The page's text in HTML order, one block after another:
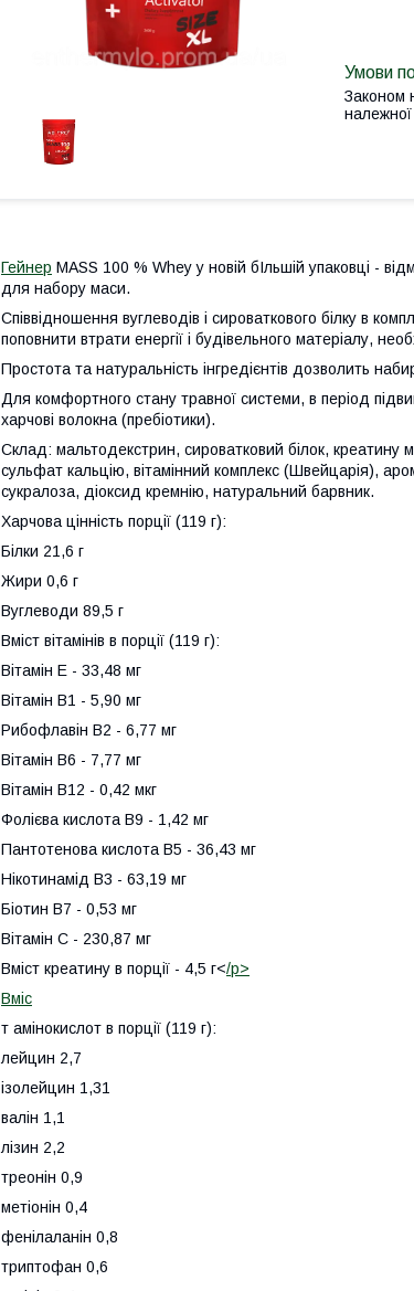
Законом
належної
Гейнер MASS 100 % Whey у новій бІльшій упаковці -
для набору маси.
Співвідношення вуглеводів і сироваткового білку в
поповнити втрати енергії і будівельного матеріалу,
Простота та натуральність інгредієнтів дозволить
Для комфортного стану травної системи, в період
харчові волокна (пребіотики).
Склад: мальтодекстрин, сироватковий білок, креатину
сульфат кальцію, вітамінний комплекс (Швейцарія),
сукралоза, діоксид кремнію, натуральний барвник.
Харчова цінність порції (119 г):
Білки 21,6 г
Жири 0,6 г
Вуглеводи 89,5 г
Вміст вітамінів в порції (119 г):
Вітамін Е - 33,48 мг
Вітамін В1 - 5,90 мг
Рибофлавін В2 - 6,77 мг
Вітамін В6 - 7,77 мг
Вітамін В12 - 0,42 мкг
Фолієва кислота В9 - 1,42 мг
Пантотенова кислота В5 - 36,43 мг
Нікотинамід В3 - 63,19 мг
Біотин В7 - 0,53 мг
Вітамін С - 230,87 мг
Вміст креатину в порції - 4,5 г</p>
Вміс
т амінокислот в порції (119 г):
лейцин 2,7
ізолейцин 1,31
валін 1,1
лізин 2,2
треонін 0,9
метіонін 0,4
фенілаланін 0,8
триптофан 0,6